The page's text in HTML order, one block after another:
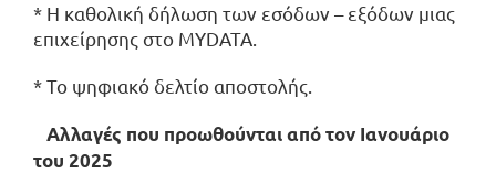
* Η καθολική δήλωση των εσόδων – εξόδων μιας
επιχείρησης στο MYDATA.
* Το ψηφιακό δελτίο αποστολής.
Αλλαγές που προωθούνται από τον Ιανουάριο
του 2025